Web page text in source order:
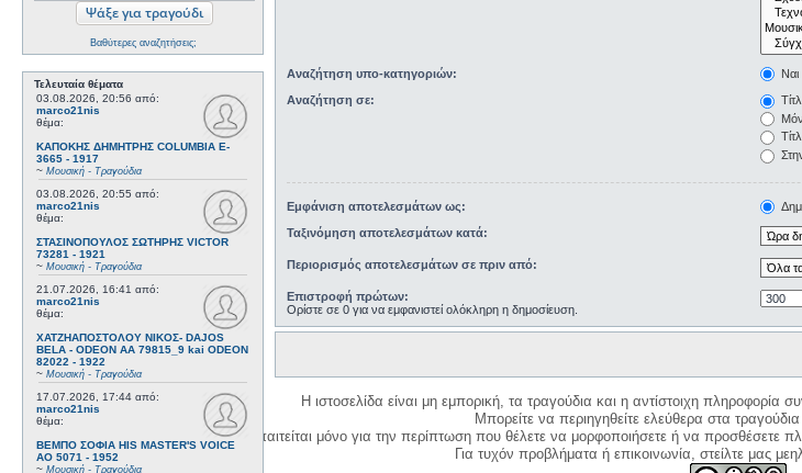
Βαθύτερες αναζητήσεις;
Τελευταία θέματα
03.08.2026, 20:56 από:
marco21nis
θέμα:
ΚΑΠΟΚΗΣ ΔΗΜΗΤΡΗΣ COLUMBIA E-
3665 - 1917
~ Μουσική - Τραγούδια
03.08.2026, 20:55 από:
marco21nis
θέμα:
ΣΤΑΣΙΝΟΠΟΥΛΟΣ ΣΩΤΗΡΗΣ VICTOR
73281 - 1921
~ Μουσική - Τραγούδια
21.07.2026, 16:41 από:
marco21nis
θέμα:
ΧΑΤΖΗΑΠΟΣΤΟΛΟΥ ΝΙΚΟΣ- DAJOS
BELA - ODEON AA 79815_9 kai ODEON
82022 - 1922
~ Μουσική - Τραγούδια
17.07.2026, 17:44 από:
marco21nis
θέμα:
ΒΕΜΠΟ ΣΟΦΙΑ HIS MASTER'S VOICE
AO 5071 - 1952
~ Μουσική - Τραγούδια
Αναζήτηση υπο-κατηγοριών: Ναι
Αναζήτηση σε:
Εμφάνιση αποτελεσμάτων ως:
Ταξινόμηση αποτελεσμάτων κατά:
Περιορισμός αποτελεσμάτων σε πριν από:
Επιστροφή πρώτων:
Ορίστε σε 0 για να εμφανιστεί ολόκληρη η δημοσίευση.
Η ιστοσελίδα είναι μη εμπορική, τα τραγούδια και η αντίστοιχη πληροφορία
Μπορείτε να περιηγηθείτε ελεύθερα στα
Η δημιουργία λογαριασμού απαιτείται μόνο για την περίπτωση που θέλετε να μορφοποιήσετε ή να προσθέσετε
Για τυχόν προβλήματα ή επικοινωνία, στείλτε μας